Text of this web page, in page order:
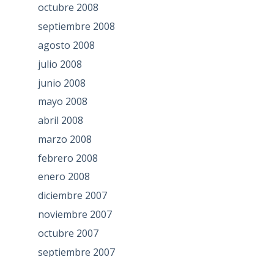
octubre 2008
septiembre 2008
agosto 2008
julio 2008
junio 2008
mayo 2008
abril 2008
marzo 2008
febrero 2008
enero 2008
diciembre 2007
noviembre 2007
octubre 2007
septiembre 2007